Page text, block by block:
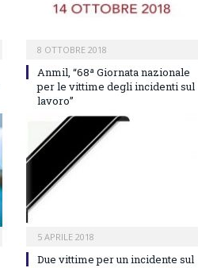
8 OTTOBRE 2018
Anmil, “68ª Giornata nazionale
per le vittime degli incidenti sul
lavoro”
5 APRILE 2018
Due vittime per un incidente sul